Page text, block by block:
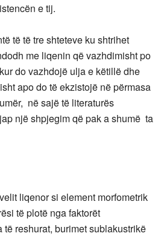
e tij.
të të tre shteteve ku shtrihet
me liqenin që vazhdimisht po
do vazhdojë ulja e këtillë dhe
apo do të ekzistojë në përmasa
në sajë të literaturës
një shpjegim që pak a shumë ta
liqenor si element morfometrik
të plotë nga faktorët
reshurat, burimet sublakustrikë